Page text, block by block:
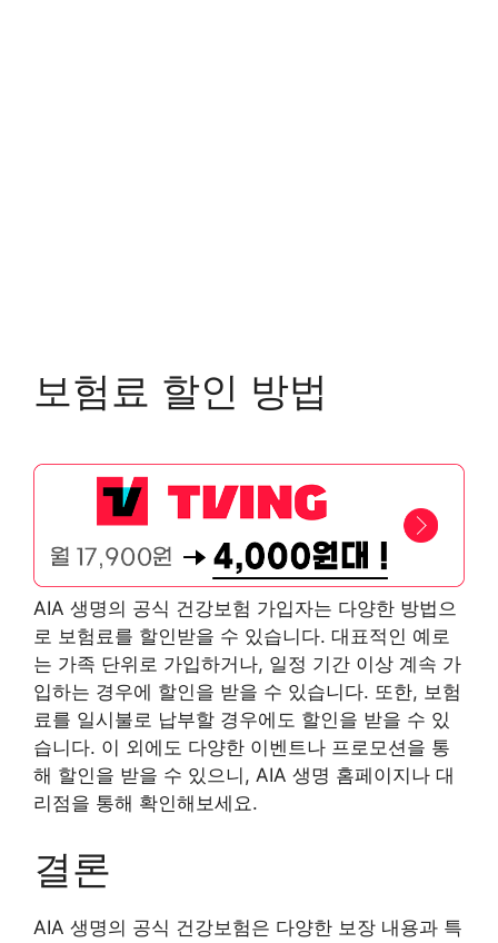
보험료 할인 방법
AIA 생명의 공식 건강보험 가입자는 다양한 방법으
로 보험료를 할인받을 수 있습니다. 대표적인 예로
는 가족 단위로 가입하거나, 일정 기간 이상 계속 가
입하는 경우에 할인을 받을 수 있습니다. 또한, 보험
료를 일시불로 납부할 경우에도 할인을 받을 수 있
습니다. 이 외에도 다양한 이벤트나 프로모션을 통
해 할인을 받을 수 있으니, AIA 생명 홈페이지나 대
리점을 통해 확인해보세요.
결론
AIA 생명의 공식 건강보험은 다양한 보장 내용과 특